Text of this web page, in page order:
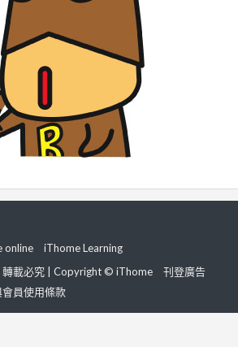
online
iThome Learning
轉載必究 | Copyright © iThome
刊登廣告
員使用條款